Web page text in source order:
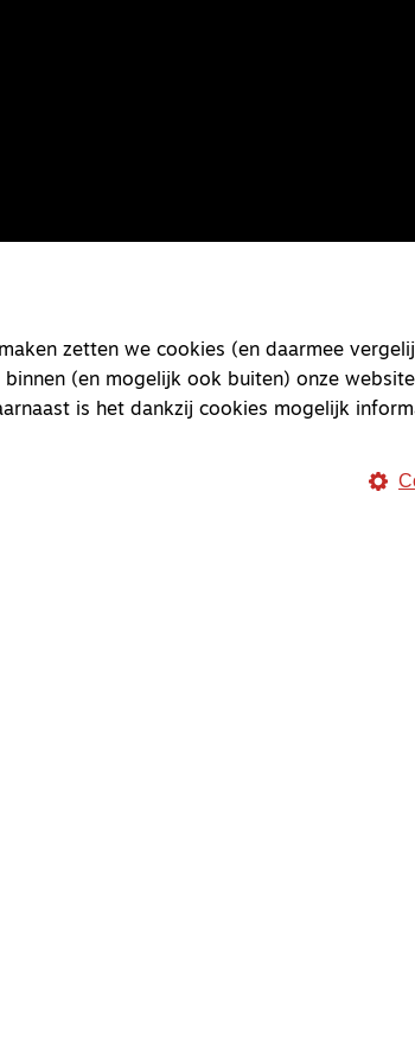
zetten we cookies (en daarmee
(en mogelijk ook buiten) onze
is het dankzij cookies mogelijk